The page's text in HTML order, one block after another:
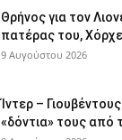
Θρήνος για τον
πατέρας του, Χόρχε
9 Αυγούστου 2026
Ίντερ –
«δόντια» τους από